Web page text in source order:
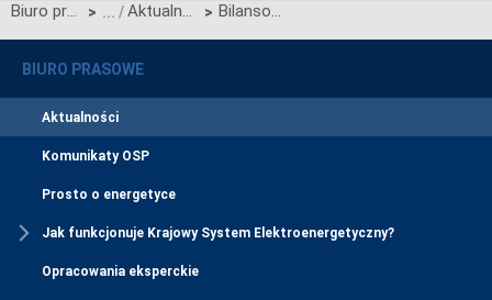
Biuro prasowe > Aktualności > Bilansowanie handlowe KSE w marcu 2026
BIURO PRASOWE
Aktualności
Komunikaty OSP
Prosto o energetyce
Jak funkcjonuje Krajowy System Elektroenergetyczny?
Opracowania eksperckie